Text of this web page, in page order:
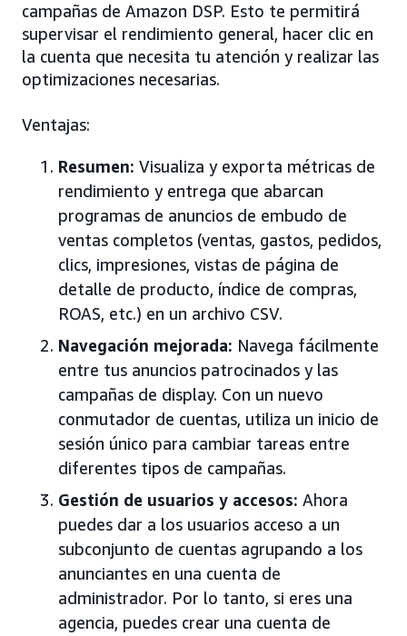
campañas de Amazon DSP. Esto te permitirá
supervisar el rendimiento general, hacer clic en
la cuenta que necesita tu atención y realizar las
optimizaciones necesarias.
Ventajas:
Resumen: Visualiza y exporta métricas de
rendimiento y entrega que abarcan
programas de anuncios de embudo de
ventas completos (ventas, gastos, pedidos,
clics, impresiones, vistas de página de
detalle de producto, índice de compras,
ROAS, etc.) en un archivo CSV.
Navegación mejorada: Navega fácilmente
entre tus anuncios patrocinados y las
campañas de display. Con un nuevo
conmutador de cuentas, utiliza un inicio de
sesión único para cambiar tareas entre
diferentes tipos de campañas.
Gestión de usuarios y accesos: Ahora
puedes dar a los usuarios acceso a un
subconjunto de cuentas agrupando a los
anunciantes en una cuenta de
administrador. Por lo tanto, si eres una
agencia, puedes crear una cuenta de